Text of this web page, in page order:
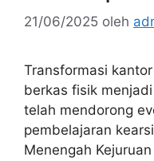
21/06/2025 oleh
Transformasi
berkas fisik
telah mendorong
pembelajaran
Menengah